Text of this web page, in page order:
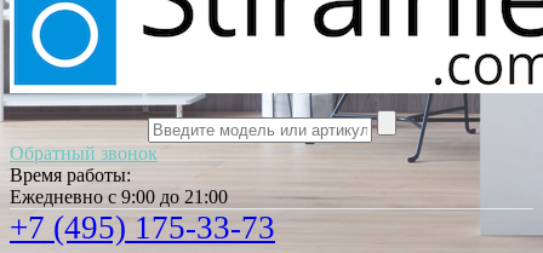
Обратный звонок
Время работы:
Ежедневно с 9:00 до 21:00
+7 (495) 175-33-73